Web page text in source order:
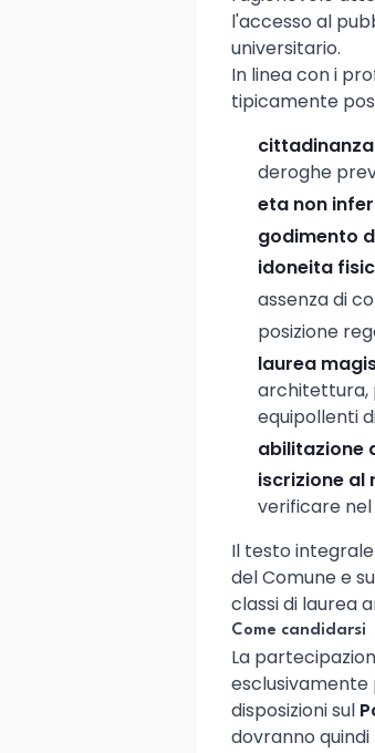
l'accesso al
universitario.
In linea con i
tipicamente
deroghe
eta non
godimento
idoneita
assenza di
posizione
laurea
architettura,
equipollenti
abilitazione
iscrizione al
verificare
Il testo
del Comune e
classi di laurea
Come candidarsi
La
esclusivamente
disposizioni sul
dovranno